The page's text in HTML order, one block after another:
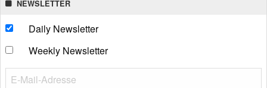
NEWSLETTER
Daily Newsletter
Weekly Newsletter